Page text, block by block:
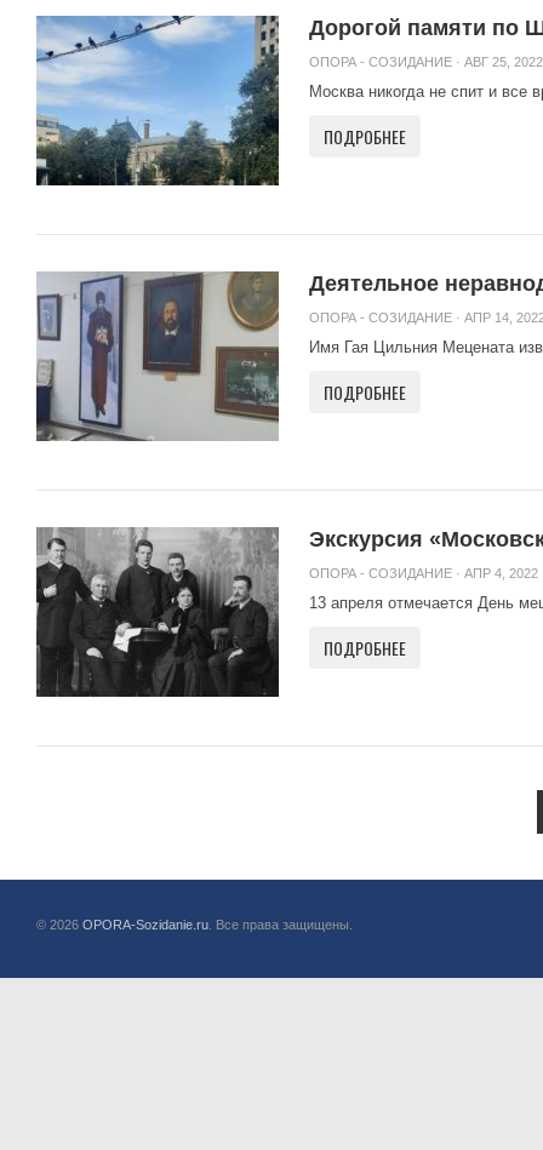
Дорогой памяти по
ОПОРА - СОЗИДАНИЕ · АВГ 25, 2022
Москва никогда не спит и все
ПОДРОБНЕЕ
Деятельное
ОПОРА - СОЗИДАНИЕ · АПР 14,
Имя Гая Цильния Мецената
ПОДРОБНЕЕ
Экскурсия
ОПОРА - СОЗИДАНИЕ · АПР 4, 2022
13 апреля отмечается День
ПОДРОБНЕЕ
© 2026 OPORA-Sozidanie.ru . Все права защищены.